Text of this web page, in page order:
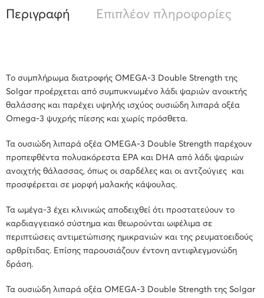
Περιγραφή Επιπλέον πληροφορίες
Tο συμπλήρωμα διατροφής OMEGA-3 Double Strength της
Solgar προέρχεται από συμπυκνωμένο λάδι ψαριών ανοικτής
θαλάσσης και παρέχει υψηλής ισχύος ουσιώδη λιπαρά οξέα
Omega-3 ψυχρής πίεσης και χωρίς πρόσθετα.
Τα ουσιώδη λιπαρά οξέα OMEGA-3 Double Strength παρέχουν
προπεφθέντα πολυακόρεστα EPA και DHA από λάδι ψαριών
ανοιχτής θάλασσας, όπως οι σαρδέλες και οι αντζούγιες και
προσφέρεται σε μορφή μαλακής κάψουλας.
Τα ωμέγα-3 έχει κλινικώς αποδειχθεί ότι προστατεύουν το
καρδιαγγειακό σύστημα και θεωρούνται ωφέλιμα σε
περιπτώσεις αντιμετώπισης ημικρανιών και της ρευματοειδούς
αρθρίτιδας. Επίσης παρουσιάζουν έντονη αντιφλεγμονώδη
δράση.
Τα ουσιώδη λιπαρά οξέα OMEGA-3 Double Strength της Solgar